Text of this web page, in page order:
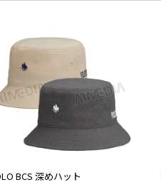
BCS 深めハット